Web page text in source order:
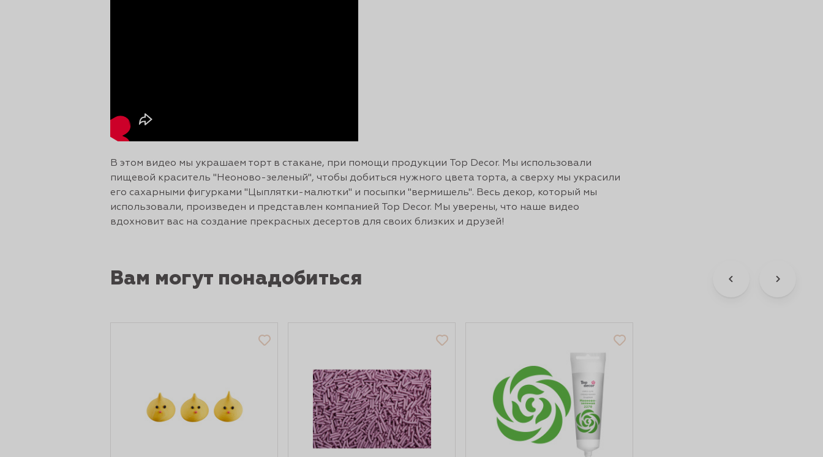
В этом видео мы украшаем торт в стакане, при помощи продукции Top Decor. Мы использовали
пищевой краситель "Неоново-зеленый", чтобы добиться нужного цвета торта, а сверху мы украсили
его сахарными фигурками "Цыплятки-малютки" и посыпки "вермишель". Весь декор, который мы
использовали, произведен и представлен компанией Top Decor. Мы уверены, что наше видео
вдохновит вас на создание прекрасных десертов для своих близких и друзей!
Вам могут понадобиться